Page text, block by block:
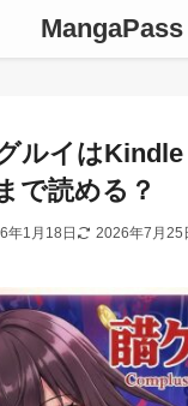
MangaPass
ルイは
で読める？
年1月18日 2026年7月25